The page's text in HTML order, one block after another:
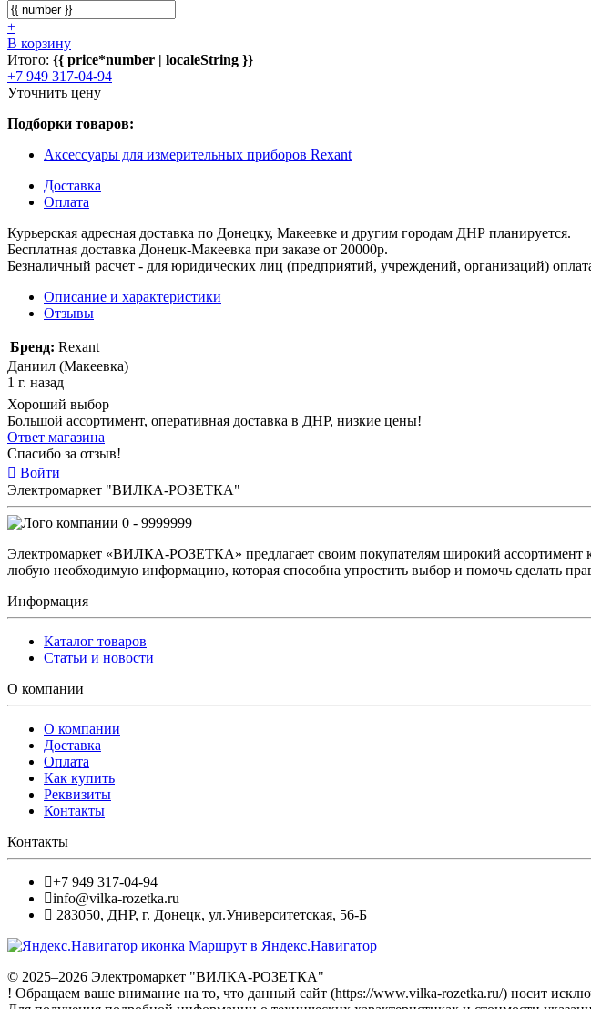
+
В корзину
Итого: {{ price*number | localeString }}
+7 949 317-04-94
Уточнить цену
Подборки товаров:
Аксессуары для измерительных приборов Rexant
Доставка
Оплата
Курьерская адресная доставка по Донецку, Макеевке и другим городам ДНР планируется.
Бесплатная доставка Донецк-Макеевка при заказе от 20000р.
Безналичный расчет - для юридических лиц (предприятий, учреждений, организаций)
Описание и характеристики
Отзывы
Бренд: Rexant
Даниил (Макеевка)
1 г. назад
Хороший выбор
Большой ассортимент, оперативная доставка в ДНР, низкие цены!
Ответ магазина
Спасибо за отзыв!
Войти
Электромаркет "ВИЛКА-РОЗЕТКА"
0 - 9999999
Электромаркет «ВИЛКА-РОЗЕТКА» предлагает своим покупателям широкий
любую необходимую информацию, которая способна упростить выбор и помочь сделать
Информация
Каталог товаров
Статьи и новости
О компании
О компании
Доставка
Оплата
Как купить
Реквизиты
Контакты
Контакты
+7 949 317-04-94
info@vilka-rozetka.ru
283050, ДНР, г. Донецк, ул.Университетская, 56-Б
Маршрут в Яндекс.Навигатор
© 2025–2026 Электромаркет "ВИЛКА-РОЗЕТКА"
! Обращаем ваше внимание на то, что данный сайт (https://www.vilka-rozetka.ru/) носит